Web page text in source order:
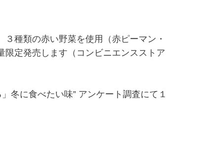
種類の赤い野菜を使用（赤ピーマン・
定発売します（コンビニエンスストア
冬に食べたい味” アンケート調査にて１